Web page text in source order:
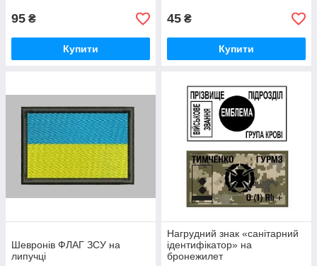
95 ₴
Купити
45 ₴
Купити
Шевронів ФЛАГ ЗСУ на
липучці
Нагрудний знак «санітарний
ідентифікатор» на
бронежилет